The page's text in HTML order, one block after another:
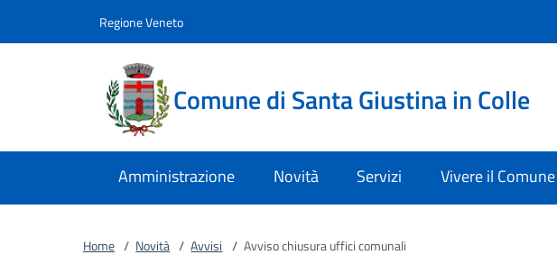
Regione Veneto
Comune di Santa Giustina in Colle
Amministrazione Novità Servizi Vivere il Comune
Home / Novità / Avvisi / Avviso chiusura uffici comunali